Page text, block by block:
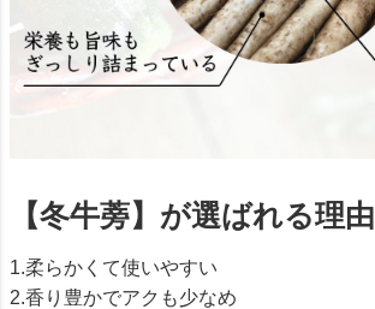
【冬牛蒡】が選ばれる理由
1.柔らかくて使いやすい
2.香り豊かでアクも少なめ